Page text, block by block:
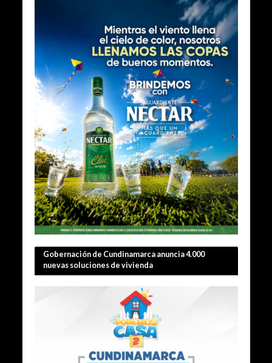
Gobernación de Cundinamarca anuncia 4.000
nuevas soluciones de vivienda